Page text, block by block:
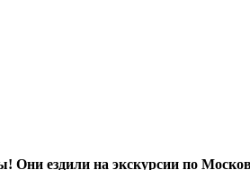
Они ездили на экскурсии по